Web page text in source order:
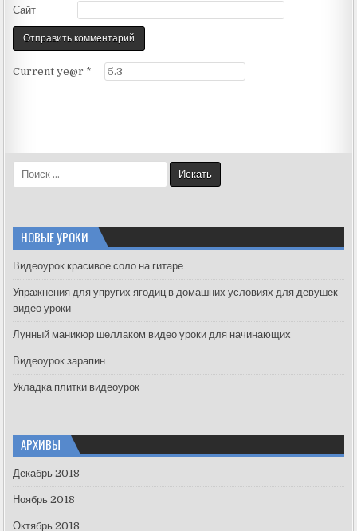
Сайт
Current ye@r *
e
h
f
r
:
НОВЫЕ УРОКИ
Видеоурок красивое соло на гитаре
Упражнения для упругих ягодиц в домашних условиях для девушек
видео уроки
Лунный маникюр шеллаком видео уроки для начинающих
Видеоурок зарапин
Укладка плитки видеоурок
АРХИВЫ
Декабрь 2018
Ноябрь 2018
Октябрь 2018